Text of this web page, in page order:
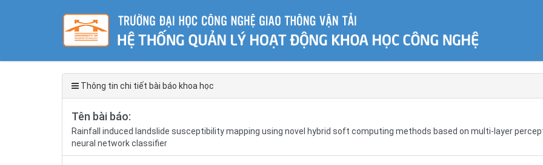
Thông tin chi tiết bài báo khoa học
Tên bài báo:
Rainfall induced landslide susceptibility mapping using novel hybrid soft computing methods based on multi-layer
neural network classifier